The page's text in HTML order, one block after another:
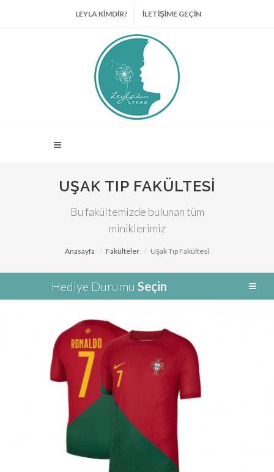
LEYLA KİMDİR? İLETİŞİME GEÇİN
UŞAK TIP FAKÜLTESI
Bu fakültemizde bulunan tüm
miniklerimiz
Anasayfa Fakülteler Uşak Tıp Fakültesi
Hediye Durumu Seçin
Arif Yılmaz
Teslim Edildi
Ronaldo Forması